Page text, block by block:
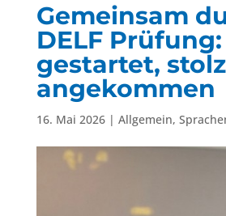
Gemeinsam
DELF
gestartet, stolz
angekommen
16. Mai 2026| Allgemein,